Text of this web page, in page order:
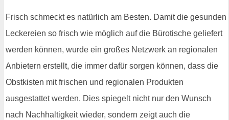
Frisch schmeckt es natürlich am Besten. Damit die gesunden
Leckereien so frisch wie möglich auf die Bürotische geliefert
werden können, wurde ein großes Netzwerk an regionalen
Anbietern erstellt, die immer dafür sorgen können, dass die
Obstkisten mit frischen und regionalen Produkten
ausgestattet werden. Dies spiegelt nicht nur den Wunsch
nach Nachhaltigkeit wieder, sondern zeigt auch die